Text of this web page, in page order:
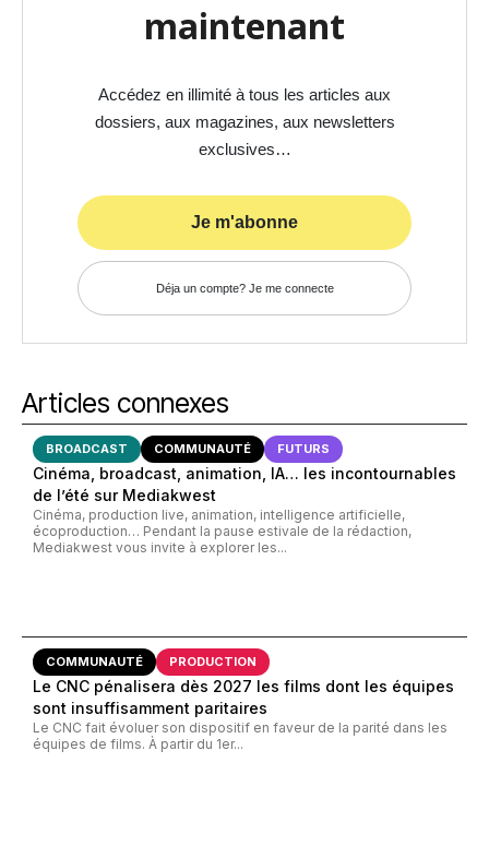
maintenant
Accédez en illimité à tous les articles aux
dossiers, aux magazines, aux newsletters
exclusives…
Je m'abonne
Déja un compte? Je me connecte
Articles connexes
BROADCAST COMMUNAUTÉ FUTURS
Cinéma, broadcast, animation, IA… les incontournables
de l’été sur Mediakwest
Cinéma, production live, animation, intelligence artificielle,
écoproduction… Pendant la pause estivale de la rédaction,
Mediakwest vous invite à explorer les...
COMMUNAUTÉ PRODUCTION
Le CNC pénalisera dès 2027 les films dont les équipes
sont insuffisamment paritaires
Le CNC fait évoluer son dispositif en faveur de la parité dans les
équipes de films. À partir du 1er...